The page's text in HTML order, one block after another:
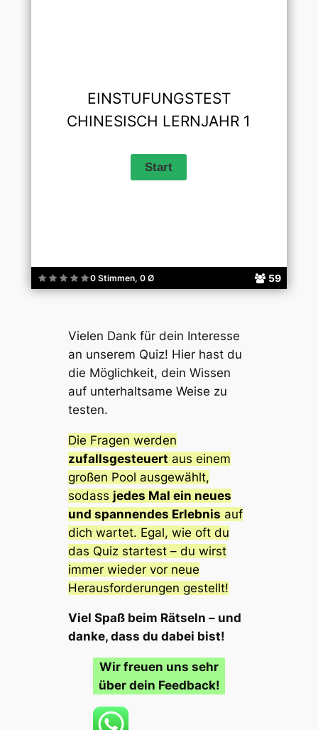
0 Stimmen, 0 Ø 59
EINSTUFUNGSTEST
CHINESISCH LERNJAHR 1
Vielen Dank für dein Interesse
an unserem Quiz! Hier hast du
die Möglichkeit, dein Wissen
auf unterhaltsame Weise zu
testen.
Die Fragen werden
zufallsgesteuert aus einem
großen Pool ausgewählt,
sodass jedes Mal ein neues
und spannendes Erlebnis auf
dich wartet. Egal, wie oft du
das Quiz startest – du wirst
immer wieder vor neue
Herausforderungen gestellt!
Viel Spaß beim Rätseln – und
danke, dass du dabei bist!
Wir freuen uns sehr
über dein Feedback!